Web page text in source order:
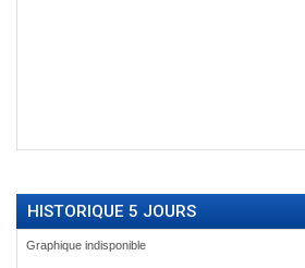
HISTORIQUE 5 JOURS